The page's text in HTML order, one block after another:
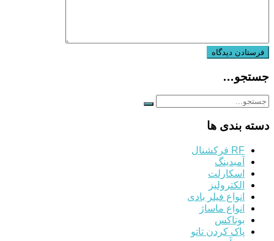
جستجو…
دسته بندی ها
RF فرکشنال
آمبدینگ
اسکارلت
الکترولیز
انواع فیلر بادی
انواع ماساژ
بوتاکس
پاک کردن تاتو